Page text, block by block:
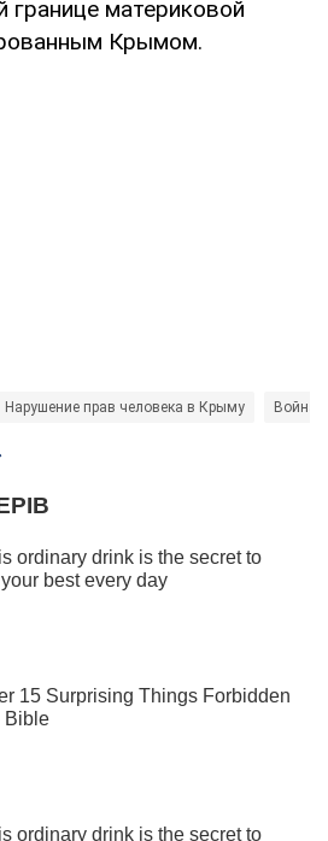
границе материковой
Крымом.
Нарушение прав человека в Крыму Война